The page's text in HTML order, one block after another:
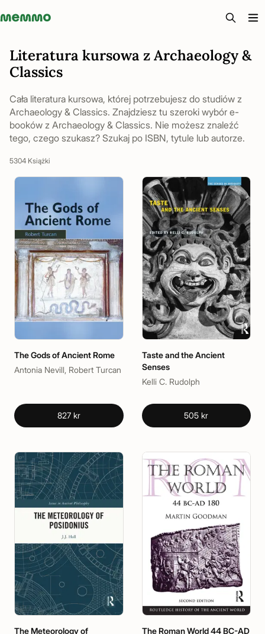
Memmo - AI-verktyg och digital kurslitteratur
Literatura kursowa z Archaeology &
Classics
Cała literatura kursowa, której potrzebujesz do studiów z
Archaeology & Classics. Znajdziesz tu szeroki wybór e-
booków z Archaeology & Classics. Nie możesz znaleźć
tego, czego szukasz? Szukaj po ISBN, tytule lub autorze.
5304 Książki
The Gods of Ancient Rome
Antonia Nevill, Robert Turcan
827 kr
Taste and the Ancient
Senses
Kelli C. Rudolph
505 kr
The Meteorology of
The Roman World 44 BC-AD